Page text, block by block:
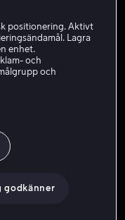
positionering. Aktivt
Lagra
enhet.
och
och
godkänner